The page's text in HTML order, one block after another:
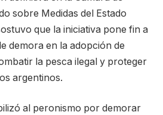
sobre Medidas del Estado
que la iniciativa pone fin a
demora en la adopción de
la pesca ilegal y proteger
argentinos.
al peronismo por demorar